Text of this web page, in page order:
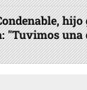
"Tuvimos